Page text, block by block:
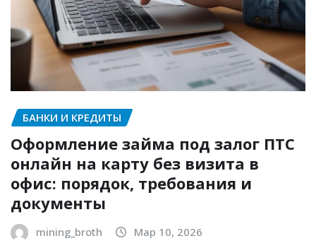
БАНКИ И КРЕДИТЫ
Оформление займа под залог ПТС
онлайн на карту без визита в
офис: порядок, требования и
документы
mining_broth Мар 10, 2026